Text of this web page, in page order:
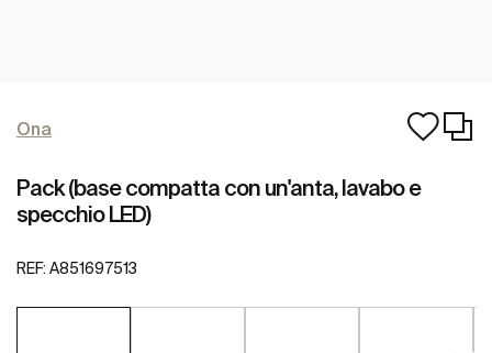
Ona
Pack (base compatta con un'anta, lavabo e
specchio LED)
REF: A851697513